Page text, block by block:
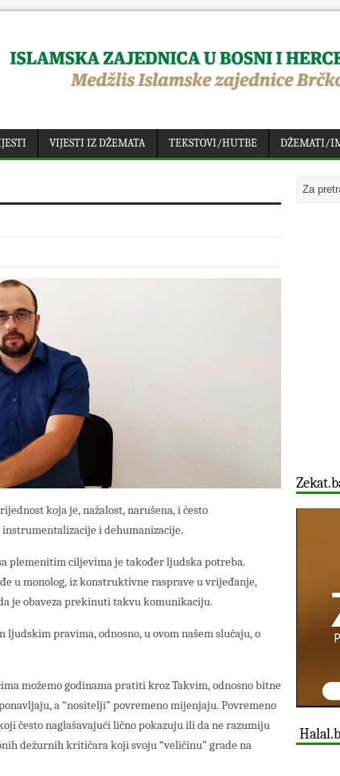
VIJESTI IZ DŽEMATA TEKSTOVI/HUTBE DŽEMATI/
koja je, nažalost, narušena, i često
i dehumanizacije.
plemenitim ciljevima je također ljudska potreba.
u monolog, iz konstruktivne rasprave u vrijeđanje,
je obaveza prekinuti takvu komunikaciju.
ljudskim pravima, odnosno, u ovom našem slučaju, o
možemo godinama pratiti kroz Takvim, odnosno bitne
a “nositelji” povremeno mijenjaju. Povremeno
često naglašavajući lično pokazuju ili da ne razumiju
dežurnih kritičara koji svoju “veličinu” grade na